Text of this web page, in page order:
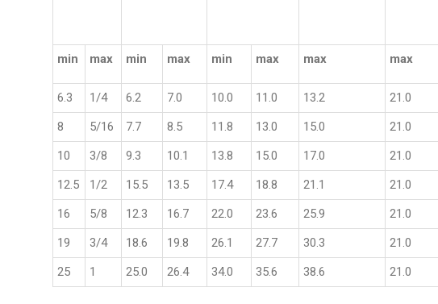
min max min max min max max max
6.3 1/4 6.2 7.0 10.0 11.0 13.2 21.0
8
5/16 7.7 8.5 11.8 13.0 15.0 21.0
10
3/8 9.3 10.1 13.8 15.0 17.0 21.0
12.5
1/2 15.5 13.5 17.4 18.8 21.1 21.0
16
5/8 12.3 16.7 22.0 23.6 25.9 21.0
19
3/4 18.6 19.8 26.1 27.7 30.3 21.0
25
1 25.0 26.4 34.0 35.6 38.6 21.0